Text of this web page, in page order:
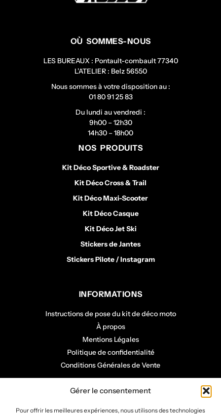
Gérer le consentement
Pour offrir les meilleures expériences, nous utilisons des technologies
OÙ SOMMES-NOUS
LES BUREAUX : Pontault-combault 77340
L’ATELIER : Belz 56550
Nous sommes à votre disposition au :
01 80 91 25 83
Du lundi au vendredi :
9h00 – 12h30
14h30 – 18h00
NOS PRODUITS
Kit Déco Sportive & Roadster
Kit Déco Cross & Trail
Kit Déco Maxi-Scooter
Kit Déco Casque
Kit Déco Jet Ski
Stickers de Jantes
Stickers Pilote / Instagram
INFORMATIONS
Instructions de pose du kit de déco moto
À propos
Mentions Légales
Politique de confidentialité
Conditions Générales de Vente
COMPTE CLIENT
Mon panier